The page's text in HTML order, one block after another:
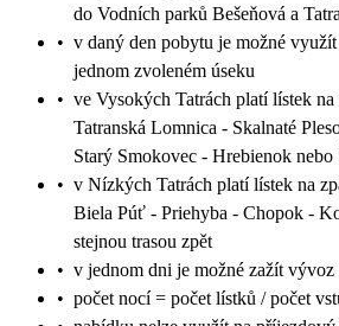
do Vodních parků Bešeňová a
• v daný den pobytu je možné
jednom zvoleném úseku
• ve Vysokých Tatrách platí lístek
Tatranská Lomnica - Skalnaté
Starý Smokovec - Hrebienok nebo
• v Nízkých Tatrách platí lístek na
Biela Púť - Priehyba - Chopok -
stejnou trasou zpět
• v jednom dni je možné zažít
• počet nocí = počet lístků / počet